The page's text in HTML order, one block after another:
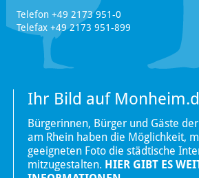
Telefon +49 2173 951-0
Telefax +49 2173 951-899
Ihr Bild auf
Bürgerinnen, Bürger und Gäste
am Rhein haben die Möglichkeit,
geeigneten Foto die städtische
mitzugestalten. HIER GIBT ES